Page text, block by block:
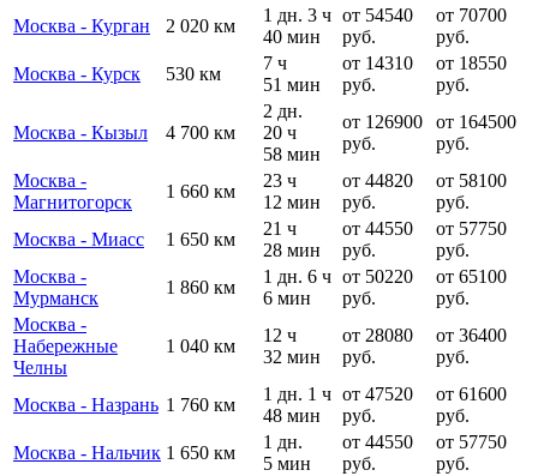
Москва - Курган
2 020 км
1 дн. 3 ч
40 мин
от 54540
руб.
от 70700
руб.
Москва - Курск
530 км
7 ч
51 мин
от 14310
руб.
от 18550
руб.
Москва - Кызыл 4 700 км
2 дн.
20 ч
58 мин
от 126900
руб.
от 164500
руб.
Москва -
Магнитогорск
1 660 км
23 ч
12 мин
от 44820
руб.
от 58100
руб.
Москва - Миасс
1 650 км
21 ч
28 мин
от 44550
руб.
от 57750
руб.
Москва -
Мурманск
1 860 км
1 дн. 6 ч
6 мин
от 50220
руб.
от 65100
руб.
Москва -
Набережные
Челны
1 040 км
12 ч
32 мин
от 28080
руб.
от 36400
руб.
Москва - Назрань 1 760 км
1 дн. 1 ч
48 мин
от 47520
руб.
от 61600
руб.
Москва - Нальчик 1 650 км
1 дн.
5 мин
от 44550
руб.
от 57750
руб.